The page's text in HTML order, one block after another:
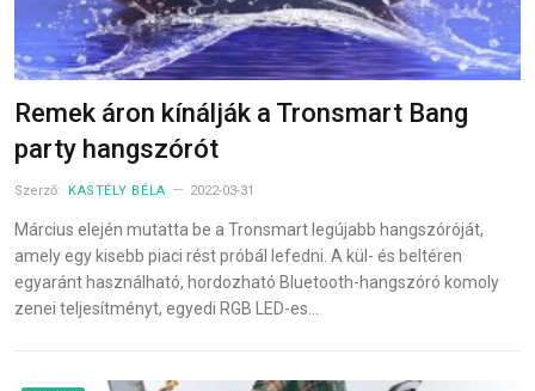
Remek áron kínálják a Tronsmart Bang
party hangszórót
Szerző: KASTÉLY BÉLA 2022-03-31
Március elején mutatta be a Tronsmart legújabb hangszóróját,
amely egy kisebb piaci rést próbál lefedni. A kül- és beltéren
egyaránt használható, hordozható Bluetooth-hangszóró komoly
zenei teljesítményt, egyedi RGB LED-es…